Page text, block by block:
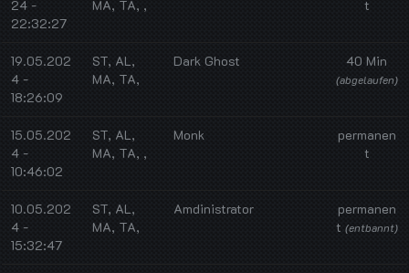
24 -
22:32:27
MA, TA, , t
19.05.202
4 -
18:26:09
ST, AL,
MA, TA,
Dark Ghost 40 Min
(abgelaufen)
15.05.202
4 -
10:46:02
ST, AL,
MA, TA, ,
Monk
permanen
t
10.05.202
4 -
15:32:47
ST, AL,
MA, TA,
Amdinistrator
permanen
t (entbannt)